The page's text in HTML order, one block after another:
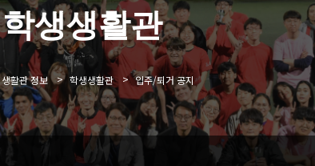
학생생활관
생활관 정보 > 학생생활관 > 입주/퇴거 공지